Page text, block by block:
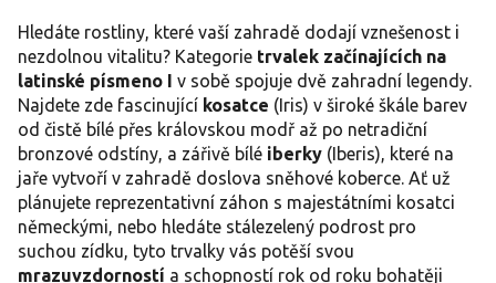
Hledáte rostliny, které vaší zahradě dodají vznešenost i
nezdolnou vitalitu? Kategorie trvalek začínajících na
latinské písmeno I v sobě spojuje dvě zahradní legendy.
Najdete zde fascinující kosatce (Iris) v široké škále barev
od čistě bílé přes královskou modř až po netradiční
bronzové odstíny, a zářivě bílé iberky (Iberis), které na
jaře vytvoří v zahradě doslova sněhové koberce. Ať už
plánujete reprezentativní záhon s majestátními kosatci
německými, nebo hledáte stálezelený podrost pro
suchou zídku, tyto trvalky vás potěší svou
mrazuvzdorností a schopností rok od roku bohatěji